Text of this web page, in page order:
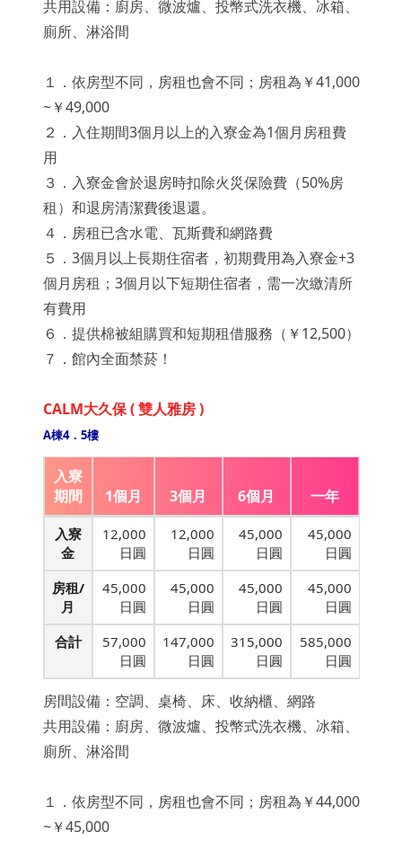
共用設備：廚房、微波爐、投幣式洗衣機、冰箱、
廁所、淋浴間
１．依房型不同，房租也會不同；房租為 ￥41,000
~￥49,000
２．入住期間3個月以上的入寮金為1個月房租費
用
３．入寮金會於退房時扣除火災保險費（50%房
租）和退房清潔費後退還。
４．房租已含水電、瓦斯費和網路費
５．3個月以上長期住宿者，初期費用為入寮金+3
個月房租；3個月以下短期住宿者，需一次繳清所
有費用
６．提供棉被組購買和短期租借服務（￥12,500）
７．館內全面禁菸！
CALM大久保 ( 雙人雅房 )
A棟4．5樓
入寮
期間
1個月 3個月 6個月 一年
入寮
金
12,000
日圓
12,000
日圓
45,000
日圓
45,000
日圓
房租/
月
45,000
日圓
45,000
日圓
45,000
日圓
45,000
日圓
合計
57,000
日圓
147,000
日圓
315,000
日圓
585,000
日圓
房間設備：空調、桌椅、床、收納櫃、網路
共用設備：廚房、微波爐、投幣式洗衣機、冰箱、
廁所、淋浴間
１．依房型不同，房租也會不同；房租為￥44,000
~￥45,000